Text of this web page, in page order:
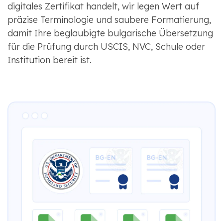
digitales Zertifikat handelt, wir legen Wert auf
präzise Terminologie und saubere Formatierung,
damit Ihre beglaubigte bulgarische Übersetzung
für die Prüfung durch USCIS, NVC, Schule oder
Institution bereit ist.